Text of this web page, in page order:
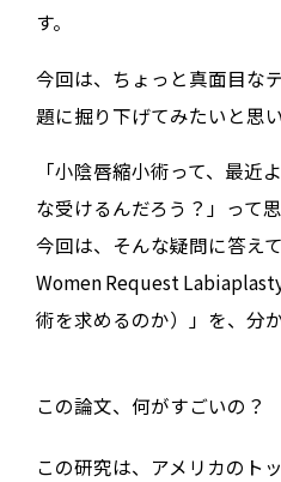
す。
今回は、ちょっと真面目な
題に掘り下げてみたいと思い
「小陰唇縮小術って、最近
な受けるんだろう？」って
今回は、そんな疑問に答え
Women Request
術を求めるのか）
」を、分
この論文、何がすごいの？
この研究は、アメリカのト